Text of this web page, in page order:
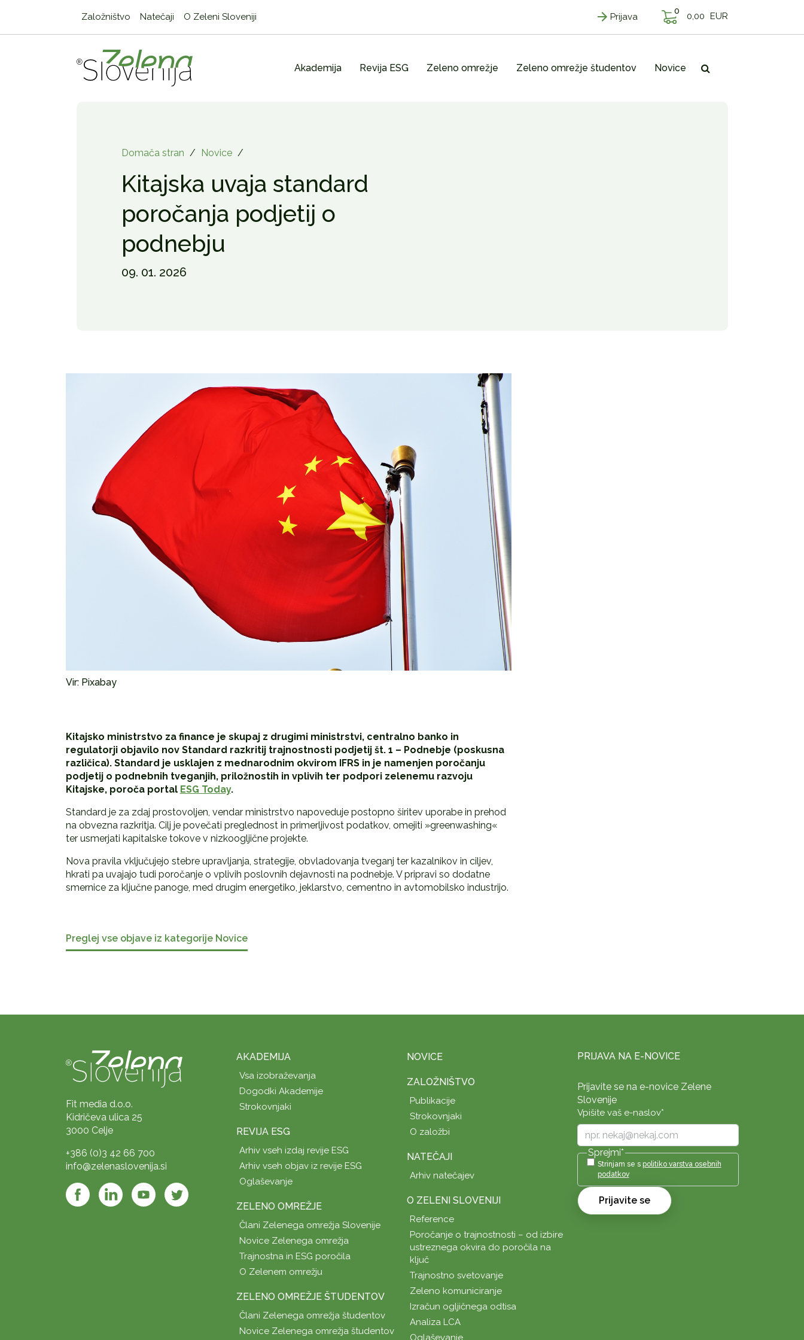
Založništvo Natečaji O Zeleni Sloveniji Prijava
0 0,00 EUR
Akademija Revija ESG Zeleno omrežje Zeleno omrežje študentov Novice
Domača stran / Novice /
Kitajska uvaja standard
poročanja podjetij o
podnebju
09. 01. 2026
Vir: Pixabay
Kitajsko ministrstvo za finance je skupaj z drugimi ministrstvi, centralno banko in
regulatorji objavilo nov Standard razkritij trajnostnosti podjetij št. 1 – Podnebje (poskusna
različica). Standard je usklajen z mednarodnim okvirom IFRS in je namenjen poročanju
podjetij o podnebnih tveganjih, priložnostih in vplivih ter podpori zelenemu razvoju
Kitajske, poroča portal ESG Today.
Standard je za zdaj prostovoljen, vendar ministrstvo napoveduje postopno širitev uporabe in prehod
na obvezna razkritja. Cilj je povečati preglednost in primerljivost podatkov, omejiti »greenwashing«
ter usmerjati kapitalske tokove v nizkoogljične projekte.
Nova pravila vključujejo stebre upravljanja, strategije, obvladovanja tveganj ter kazalnikov in ciljev,
hkrati pa uvajajo tudi poročanje o vplivih poslovnih dejavnosti na podnebje. V pripravi so dodatne
smernice za ključne panoge, med drugim energetiko, jeklarstvo, cementno in avtomobilsko industrijo.
Preglej vse objave iz kategorije Novice
Fit media d.o.o.
Kidričeva ulica 25
3000 Celje
+386 (0)3 42 66 700
info@zelenaslovenija.si
AKADEMIJA
Vsa izobraževanja
Dogodki Akademije
Strokovnjaki
REVIJA ESG
Arhiv vseh izdaj revije ESG
Arhiv vseh objav iz revije ESG
Oglaševanje
ZELENO OMREŽJE
Člani Zelenega omrežja Slovenije
Novice Zelenega omrežja
Trajnostna in ESG poročila
O Zelenem omrežju
ZELENO OMREŽJE ŠTUDENTOV
Člani Zelenega omrežja študentov
Novice Zelenega omrežja študentov
NOVICE
ZALOŽNIŠTVO
Publikacije
Strokovnjaki
O založbi
NATEČAJI
Arhiv natečajev
O ZELENI SLOVENIJI
Reference
Poročanje o trajnostnosti – od izbire
ustreznega okvira do poročila na
ključ
Trajnostno svetovanje
Zeleno komuniciranje
Izračun ogljičnega odtisa
Analiza LCA
PRIJAVA NA E-NOVICE
Prijavite se na e-novice Zelene
Slovenije
Vpišite vaš e-naslov*
Sprejmi*
Strinjam se s politiko varstva osebnih
podatkov
Prijavite se